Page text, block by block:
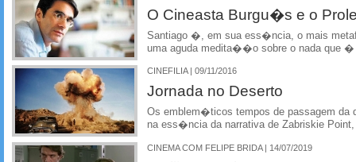
O Cineasta Burgu�s e o
Santiago �, em sua ess�ncia, o mais
uma aguda medita��o sobre o nada que �
CINEFILIA | 09/11/2016
Jornada no Deserto
Os emblem�ticos tempos de passagem
na ess�ncia da narrativa de Zabriskie
CINEMA COM FELIPE BRIDA | 14/07/2019